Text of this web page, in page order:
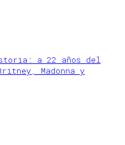
a 22 años del
Madonna y